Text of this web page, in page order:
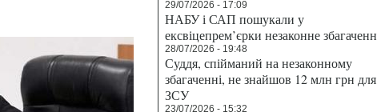
29/07/2026 - 17:09
НАБУ і САП пошукали у
ексвіцепрем’єрки незаконне
28/07/2026 - 19:48
Суддя, спійманий на незаконному
збагаченні, не знайшов 12 млн грн для
ЗСУ
23/07/2026 - 15:32